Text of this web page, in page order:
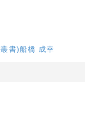
書)船橋 成幸